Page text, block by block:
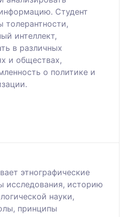
Студент
толерантности,
интеллект,
в различных
и обществах,
о политике и
этнографические
исследования, историю
науки,
принципы